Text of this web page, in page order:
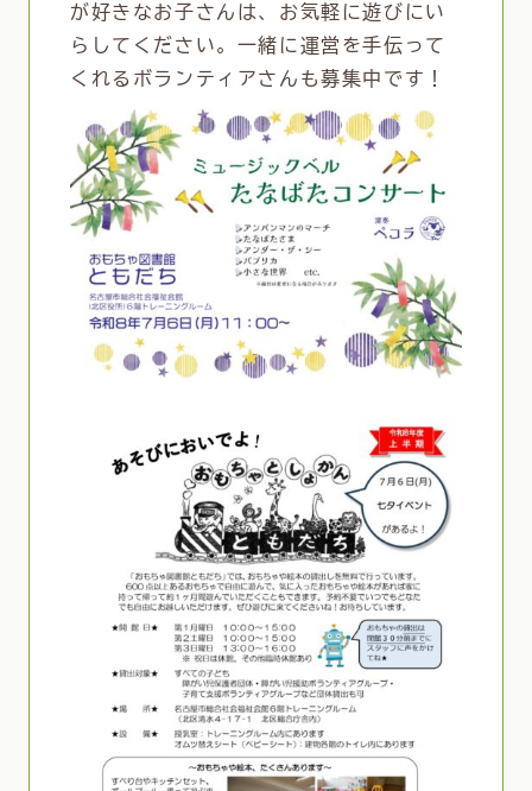
が好きなお子さんは、お気軽に遊びにい
らしてください。一緒に運営を手伝って
くれるボランティアさんも募集中です！